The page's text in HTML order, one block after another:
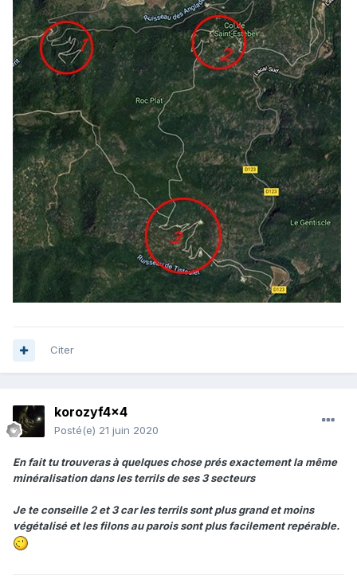
Citer
korozyf4x4
Posté(e) 21 juin 2020
En fait tu trouveras à quelques chose prés exactement la même
minéralisation dans les terrils de ses 3 secteurs
Je te conseille 2 et 3 car les terrils sont plus grand et moins
végétalisé et les filons au parois sont plus facilement repérable.